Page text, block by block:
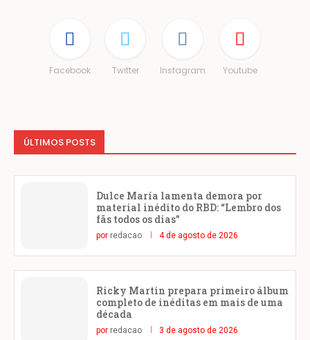
Facebook Twitter Instagram Youtube
ÚLTIMOS POSTS
Dulce María lamenta demora por
material inédito do RBD: “Lembro dos
fãs todos os dias”
por redacao 4 de agosto de 2026
Ricky Martin prepara primeiro álbum
completo de inéditas em mais de uma
década
por redacao 3 de agosto de 2026